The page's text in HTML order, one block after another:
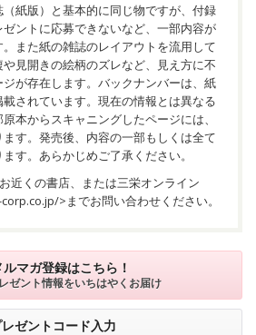
紙版）と基本的に同じ物ですが、付録
ントに応募できないなど、一部内容が
また紙の雑誌のレイアウトを流用して
見開きの絵柄のズレなど、見え方に不
が存在します。バックナンバーは、紙
されています。現在の情報とは異なる
本からスキャニングしたページには、
す。発売後、内容の一部もしくは全て
す。あらかじめご了承ください。
近くの書店、または三栄オンライン
>までお問い合わせください。
ルマガ登録はこちら！
ゼント情報をいちはやくお届け
ゼントコード入力